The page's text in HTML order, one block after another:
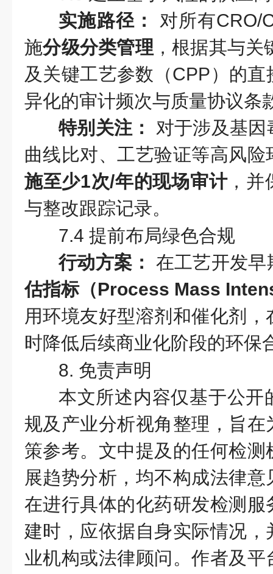
实施路径：
对所有CRO/
施分级分类管理 ，根据其与
及关键工艺参数（CPP）的
异化的审计频次与质量协议条
特别关注：
对于涉及基
曲线比对、工艺验证等高风险
施至少1次/年的现场审计，并
与整改跟踪记录。
7.4 提前布局绿色合规
行动方案：
在工艺开发早
估指标（Process Mass
用环境友好型溶剂和催化剂
时降低后续商业化阶段的环保
8. 免责声明
本文所述内容仅基于公开
规及产业分析视角整理，旨
策参考。文中提及的任何检
展趋势分析，均不构成法律
在进行具体的化药研发检测
建时，应依据自身实际情况
业机构或法律顾问。作者及